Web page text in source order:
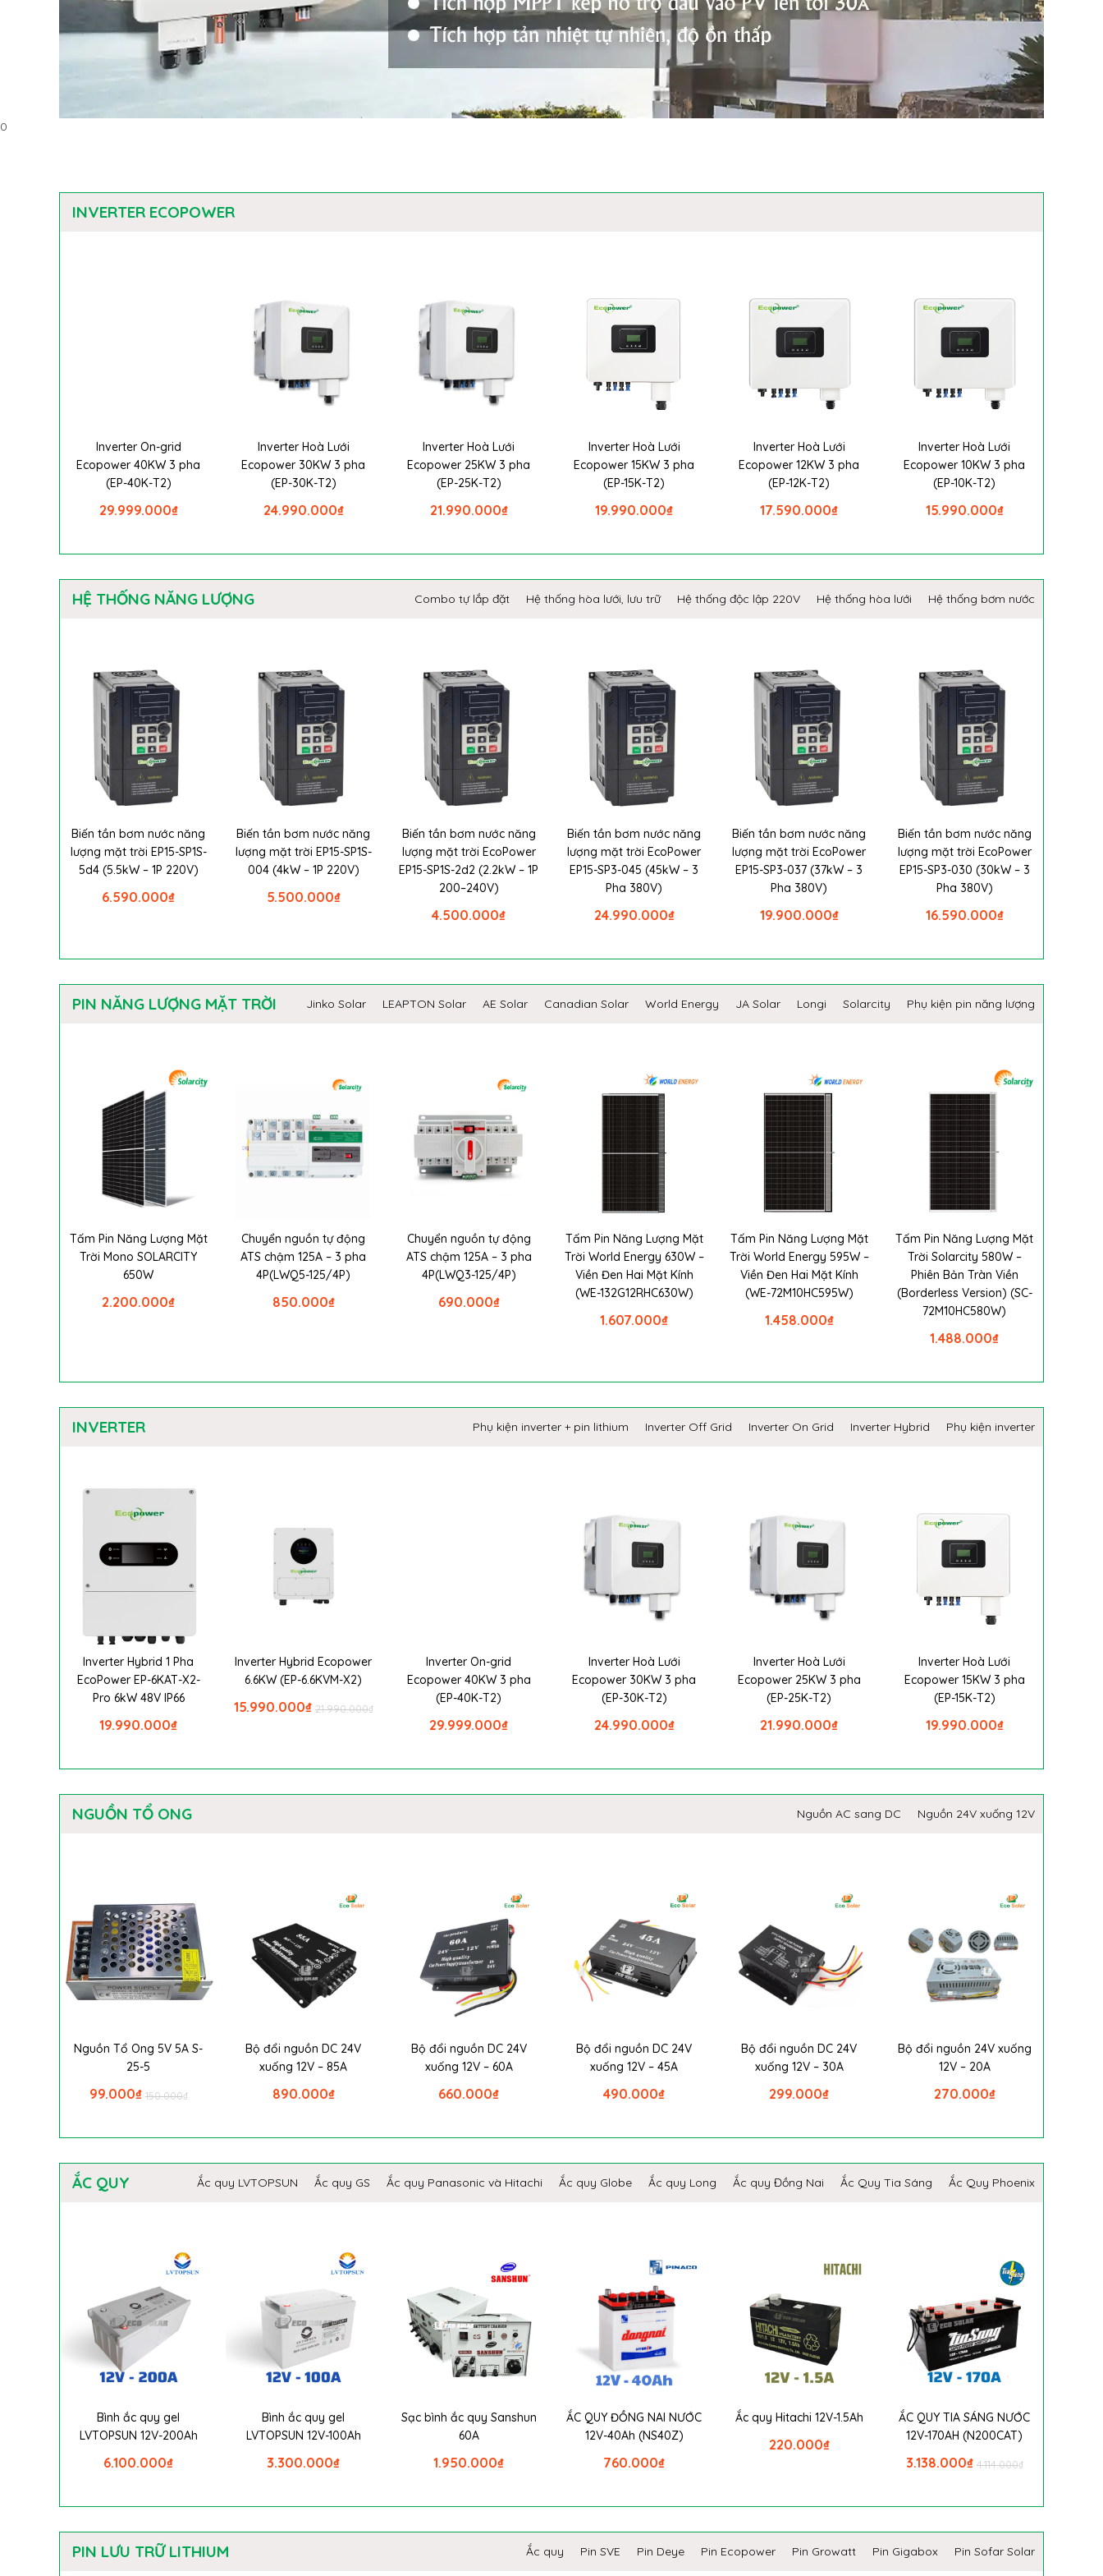
0
INVERTER ECOPOWER
Inverter On-grid
Ecopower 40KW 3 pha
(EP-40K-T2)
₫
29.999.000
Inverter Hoà Lưới
Ecopower 30KW 3 pha
(EP-30K-T2)
₫
24.990.000
Inverter Hoà Lưới
Ecopower 25KW 3 pha
(EP-25K-T2)
₫
21.990.000
Inverter Hoà Lưới
Ecopower 15KW 3 pha
(EP-15K-T2)
₫
19.990.000
Inverter Hoà Lưới
Ecopower 12KW 3 pha
(EP-12K-T2)
₫
17.590.000
Inverter Hoà Lưới
Ecopower 10KW 3 pha
(EP-10K-T2)
₫
15.990.000
HỆ THỐNG NĂNG LƯỢNG Combo tự lắp đặt Hệ thống hòa lưới, lưu trữ Hệ thống độc lập 220V Hệ thống hòa lưới Hệ thống bơm nước
Biến tần bơm nước năng
lượng mặt trời EP15-SP1S-
5d4 (5.5kW – 1P 220V)
₫
6.590.000
Biến tần bơm nước năng
lượng mặt trời EP15-SP1S-
004 (4kW – 1P 220V)
₫
5.500.000
Biến tần bơm nước năng
lượng mặt trời EcoPower
EP15-SP1S-2d2 (2.2kW – 1P
200–240V)
₫
4.500.000
Biến tần bơm nước năng
lượng mặt trời EcoPower
EP15-SP3-045 (45kW – 3
Pha 380V)
₫
24.990.000
Biến tần bơm nước năng
lượng mặt trời EcoPower
EP15-SP3-037 (37kW – 3
Pha 380V)
₫
19.900.000
Biến tần bơm nước năng
lượng mặt trời EcoPower
EP15-SP3-030 (30kW – 3
Pha 380V)
₫
16.590.000
PIN NĂNG LƯỢNG MẶT TRỜI Jinko Solar LEAPTON Solar AE Solar Canadian Solar World Energy JA Solar Longi Solarcity Phụ kiện pin năng lượng
Tấm Pin Năng Lượng Mặt
Trời Mono SOLARCITY
650W
₫
2.200.000
Chuyển nguồn tự động
ATS chậm 125A – 3 pha
4P(LWQ5-125/4P)
₫
850.000
Chuyển nguồn tự động
ATS chậm 125A – 3 pha
4P(LWQ3-125/4P)
₫
690.000
Tấm Pin Năng Lượng Mặt
Trời World Energy 630W –
Viền Đen Hai Mặt Kính
(WE-132G12RHC630W)
₫
1.607.000
Tấm Pin Năng Lượng Mặt
Trời World Energy 595W –
Viền Đen Hai Mặt Kính
(WE-72M10HC595W)
₫
1.458.000
Tấm Pin Năng Lượng Mặt
Trời Solarcity 580W –
Phiên Bản Tràn Viền
(Borderless Version) (SC-
72M10HC580W)
₫
1.488.000
INVERTER Phụ kiện inverter + pin lithium Inverter Off Grid Inverter On Grid Inverter Hybrid Phụ kiện inverter
Inverter Hybrid 1 Pha
EcoPower EP-6KAT-X2-
Pro 6kW 48V IP66
₫
19.990.000
Inverter Hybrid Ecopower
6.6KW (EP-6.6KVM-X2)
₫
21.990.000
₫
15.990.000
Inverter On-grid
Ecopower 40KW 3 pha
(EP-40K-T2)
₫
29.999.000
Inverter Hoà Lưới
Ecopower 30KW 3 pha
(EP-30K-T2)
₫
24.990.000
Inverter Hoà Lưới
Ecopower 25KW 3 pha
(EP-25K-T2)
₫
21.990.000
Inverter Hoà Lưới
Ecopower 15KW 3 pha
(EP-15K-T2)
₫
19.990.000
NGUỒN TỔ ONG Nguồn AC sang DC Nguồn 24V xuống 12V
Nguồn Tổ Ong 5V 5A S-
25-5
₫
150.000
₫
99.000
Bộ đổi nguồn DC 24V
xuống 12V – 85A
₫
890.000
Bộ đổi nguồn DC 24V
xuống 12V – 60A
₫
660.000
Bộ đổi nguồn DC 24V
xuống 12V – 45A
₫
490.000
Bộ đổi nguồn DC 24V
xuống 12V – 30A
₫
299.000
Bộ đổi nguồn 24V xuống
12V – 20A
₫
270.000
ẮC QUY Ắc quy LVTOPSUN Ắc quy GS Ắc quy Panasonic và Hitachi Ắc quy Globe Ắc quy Long Ắc quy Đồng Nai Ắc Quy Tia Sáng Ắc Quy Phoenix
Bình ắc quy gel
LVTOPSUN 12V-200Ah
₫
6.100.000
Bình ắc quy gel
LVTOPSUN 12V-100Ah
₫
3.300.000
Sạc bình ắc quy Sanshun
60A
₫
1.950.000
ẮC QUY ĐỒNG NAI NƯỚC
12V-40Ah (NS40Z)
₫
760.000
Ắc quy Hitachi 12V-1.5Ah
₫
220.000
ẮC QUY TIA SÁNG NƯỚC
12V-170AH (N200CAT)
₫
4.114.000
₫
3.138.000
PIN LƯU TRỮ LITHIUM Ắc quy Pin SVE Pin Deye Pin Ecopower Pin Growatt Pin Gigabox Pin Sofar Solar